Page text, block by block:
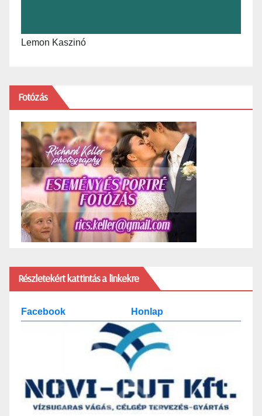
Lemon Kaszinó
Fotózás
Részletekért kattintás a linkekre
Facebook Honlap